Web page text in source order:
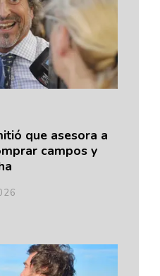
que asesora a
campos y